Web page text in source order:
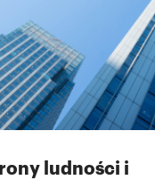
ludności i